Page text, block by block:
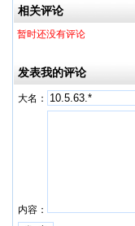
相关评论
暂时还没有评论
发表我的评论
大名：
内容：